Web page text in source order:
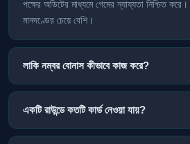
পক্ষের অডিটের মাধ্যমে গেমের ন্যায্যতা নিশ্চিত
মানদণ্ডের চেয়ে বেশি।
লাকি নম্বর বোনাস কীভাবে কাজ করে?
একটি রাউন্ডে কতটি কার্ড নেওয়া যায়?